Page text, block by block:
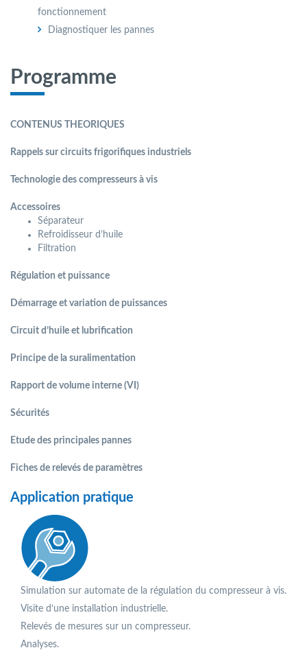
fonctionnement
Diagnostiquer les pannes
Programme
CONTENUS THEORIQUES
Rappels sur circuits frigoriﬁques industriels
Technologie des compresseurs à vis
Accessoires
Séparateur
Refroidisseur d’huile
Filtration
Régulation et puissance
Démarrage et variation de puissances
Circuit d’huile et lubriﬁcation
Principe de la suralimentation
Rapport de volume interne (VI)
Sécurités
Etude des principales pannes
Fiches de relevés de paramètres
Application pratique
Simulation sur automate de la régulation du compresseur à vis.
Visite d‘une installation industrielle.
Relevés de mesures sur un compresseur.
Analyses.